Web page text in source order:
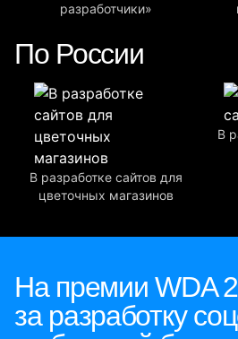
разработчики»
По России
В разработке сайтов для
цветочных магазинов
В
На премии WDA
за разработку